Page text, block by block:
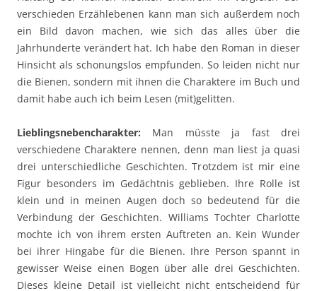
verschieden Erzählebenen kann man sich außerdem noch
ein Bild davon machen, wie sich das alles über die
Jahrhunderte verändert hat. Ich habe den Roman in dieser
Hinsicht als schonungslos empfunden. So leiden nicht nur
die Bienen, sondern mit ihnen die Charaktere im Buch und
damit habe auch ich beim Lesen (mit)gelitten.
Lieblingsnebencharakter: Man müsste ja fast drei
verschiedene Charaktere nennen, denn man liest ja quasi
drei unterschiedliche Geschichten. Trotzdem ist mir eine
Figur besonders im Gedächtnis geblieben. Ihre Rolle ist
klein und in meinen Augen doch so bedeutend für die
Verbindung der Geschichten. Williams Tochter Charlotte
mochte ich von ihrem ersten Auftreten an. Kein Wunder
bei ihrer Hingabe für die Bienen. Ihre Person spannt in
gewisser Weise einen Bogen über alle drei Geschichten.
Dieses kleine Detail ist vielleicht nicht entscheidend für